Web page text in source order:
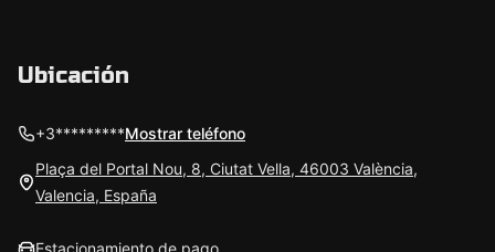
Ubicación
+3*********Mostrar teléfono
Plaça del Portal Nou, 8, Ciutat Vella, 46003 València,
Valencia, España
Estacionamiento de pago